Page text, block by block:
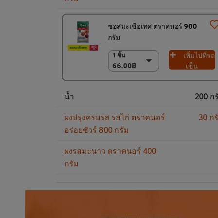
ซอสมะเขือเทศ ตราคนอร์ 900
กรัม
1 ชิ้น
66.00฿
1 ชิ้น
66.00฿
เพิ่มไปที่รถ
เข็น
น้ำ
200 ก
ผงปรุงครบรส รสไก่ ตราคนอร์
อร่อยชัวร์ 800 กรัม
30 ก
ผงรสมะนาว ตราคนอร์ 400
กรัม